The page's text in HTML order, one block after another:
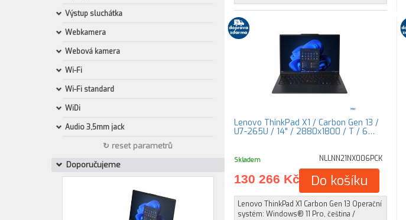
Výstup sluchátka
Webkamera
Webová kamera
Wi-Fi
Wi-Fi standard
WiDi
Audio 3,5mm jack
↻ reset parametrů
Doporučujeme
Lenovo ThinkPad X1 / Carbon Gen 13 /
U7-265U / 14" / 2880x1800 / T / 6…
Skladem NLLNN21NX006PCK
130 266 Kč Do košíku
Lenovo ThinkPad X1 Carbon Gen 13 Operační
systém: Windows® 11 Pro, čeština /